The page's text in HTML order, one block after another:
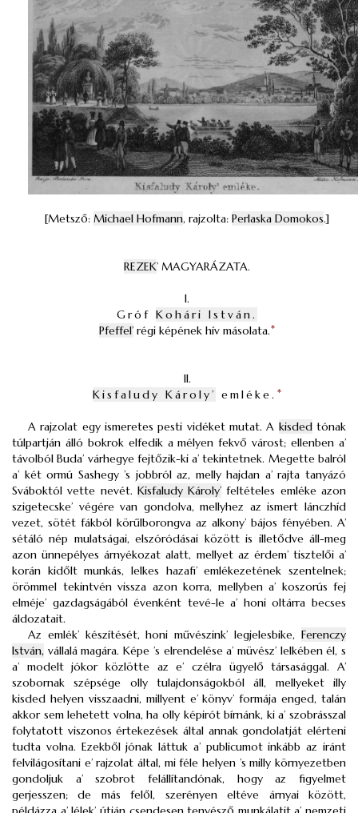
[Metsző: Michael Hofmann, rajzolta: Perlaska Domokos.]
REZEK’ MAGYARÁZATA.
I.
Gróf Kohári István.
Pfeffel’régi képének hív másolata.*
II.
Kisfaludy Károly’ emléke. *
A rajzolat egy ismeretes pesti vidéket mutat. A kisdedtónak
túlpartján álló bokrok elfedik a mélyen fekvő várost; ellenben a’
távolból Buda’ várhegye fejtőzik-ki a’ tekintetnek. Megette balról
a’ két ormú Sashegy ’s jobbról az, melly hajdan a’ rajta tanyázó
Sváboktól vette nevét. Kisfaludy Károly’ feltételes emléke azon
szigetecske’ végére van gondolva, mellyhez az ismert lánczhíd
vezet, sötét fákból körűlborongva az alkony’ bájos fényében. A’
sétáló nép mulatságai, elszóródásai között is illetődve áll-meg
azon ünnepélyes árnyékozat alatt, mellyet az érdem’ tisztelői a’
korán kidőlt munkás, lelkes hazafi’ emlékezetének szentelnek;
örömmel tekintvén vissza azon korra, mellyben a’ koszorús fej
elméje’ gazdagságából évenként tevé-le a’ honi oltárra becses
áldozatait.
Az emlék’ készítését, honi művészink’ legjelesbike, Ferenczy
István, vállalá magára. Képe ’s elrendelése a’ müvész’ lelkében él, s
a’ modelt jókor közlötte az e’ czélra ügyelő társasággal. A’
szobornak szépsége olly tulajdonságokból áll, mellyeket illy
kisded helyen visszaadni, millyent e’ könyv’ formája enged, talán
akkor sem lehetett volna, ha olly képirót bírnánk, ki a’ szobrásszal
folytatott viszonos értekezések által annak gondolatját elérteni
tudta volna. Ezekből jónak láttuk a’ publicumot inkább az iránt
felvilágosítani e’ rajzolat által, mi féle helyen ’s milly környezetben
gondoljuk a’ szobrot felállítandónak, hogy az figyelmet
gerjesszen; de más felől, szerényen eltéve árnyai között,